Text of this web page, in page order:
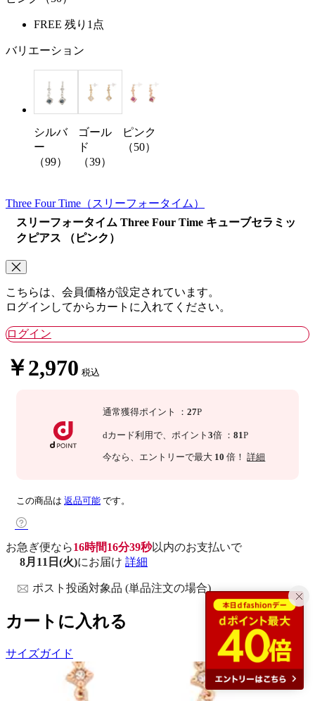
FREE 残り1点
バリエーション
シルバ
ー
（99）
ゴール
ド
（39）
ピンク
（50）
Three Four Time （スリーフォータイム）
スリーフォータイム Three Four Time キューブセラミッ
クピアス （ピンク）
こちらは、会員価格が設定されています。
ログインしてからカートに入れてください。
ログイン
￥2,970 税込
通常獲得ポイント ：27P
dカード利用で、ポイント3倍 ：81P
今なら 、エントリーで最大 10 倍！詳細
この商品は 返品可能 です。
お急ぎ便なら16時間16分39秒以内のお支払いで
8月11日(火)にお届け 詳細
ポスト投函対象品 (単品注文の場合)
カートに入れる
サイズガイド